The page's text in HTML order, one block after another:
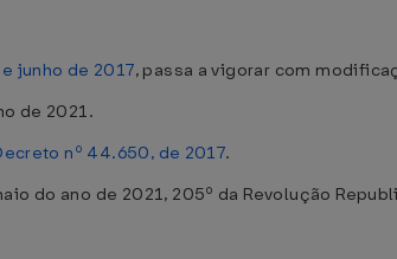
junho de 2017, passa a vigorar com
de 2021.
nº 44.650, de 2017.
do ano de 2021, 205º da Revolução